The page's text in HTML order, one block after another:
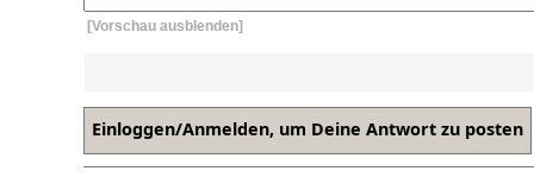
[Vorschau ausblenden]